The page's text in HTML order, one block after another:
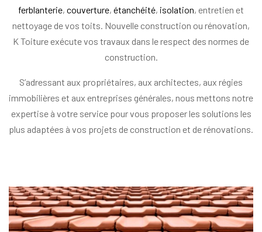
ferblanterie, couverture, étanchéité, isolation, entretien et
nettoyage de vos toits. Nouvelle construction ou rénovation,
K Toiture exécute vos travaux dans le respect des normes de
construction.
S’adressant aux propriétaires, aux architectes, aux régies
immobilières et aux entreprises générales, nous mettons notre
expertise à votre service pour vous proposer les solutions les
plus adaptées à vos projets de construction et de rénovations.